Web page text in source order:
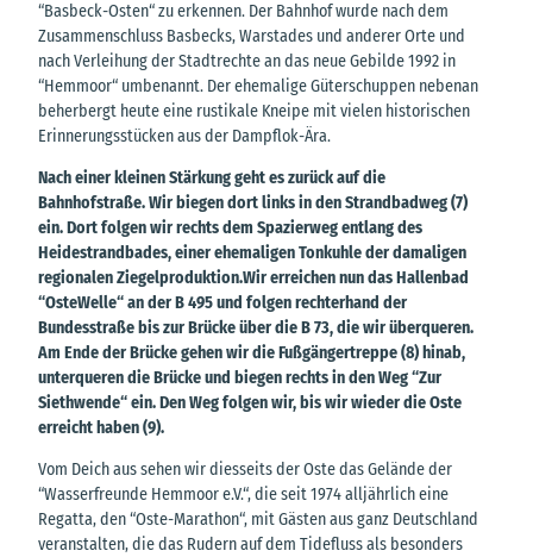
“Basbeck-Osten“ zu erkennen. Der Bahnhof wurde nach dem
Zusammenschluss Basbecks, Warstades und anderer Orte und
nach Verleihung der Stadtrechte an das neue Gebilde 1992 in
“Hemmoor“ umbenannt. Der ehemalige Güterschuppen nebenan
beherbergt heute eine rustikale Kneipe mit vielen historischen
Erinnerungsstücken aus der Dampflok-Ära.
Nach einer kleinen Stärkung geht es zurück auf die
Bahnhofstraße. Wir biegen dort links in den Strandbadweg (7)
ein. Dort folgen wir rechts dem Spazierweg entlang des
Heidestrandbades, einer ehemaligen Tonkuhle der damaligen
regionalen Ziegelproduktion.Wir erreichen nun das Hallenbad
“OsteWelle“ an der B 495 und folgen rechterhand der
Bundesstraße bis zur Brücke über die B 73, die wir überqueren.
Am Ende der Brücke gehen wir die Fußgängertreppe (8) hinab,
unterqueren die Brücke und biegen rechts in den Weg “Zur
Siethwende“ ein. Den Weg folgen wir, bis wir wieder die Oste
erreicht haben (9).
Vom Deich aus sehen wir diesseits der Oste das Gelände der
“Wasserfreunde Hemmoor e.V.“, die seit 1974 alljährlich eine
Regatta, den “Oste-Marathon“, mit Gästen aus ganz Deutschland
veranstalten, die das Rudern auf dem Tidefluss als besonders